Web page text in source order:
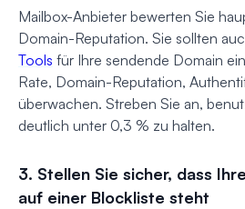
Mailbox-Anbieter bewerten Sie
Domain-Reputation. Sie sollten
Tools für Ihre sendende Domain
Rate, Domain-Reputation,
überwachen. Streben Sie an,
deutlich unter 0,3 % zu halten.
3. Stellen Sie sicher, dass
auf einer Blockliste steht